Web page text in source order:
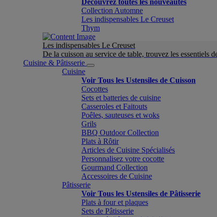
Découvrez toutes les nouveautés
Collection Automne
Les indispensables Le Creuset
Thym
Les indispensables Le Creuset
De la cuisson au service de table, trouvez les essentiels
Cuisine & Pâtisserie
Cuisine
Voir Tous les Ustensiles de Cuisson
Cocottes
Sets et batteries de cuisine
Casseroles et Faitouts
Poêles, sauteuses et woks
Grils
BBQ Outdoor Collection
Plats à Rôtir
Articles de Cuisine Spécialisés
Personnalisez votre cocotte
Gourmand Collection
Accessoires de Cuisine
Pâtisserie
Voir Tous les Ustensiles de Pâtisserie
Plats à four et plaques
Sets de Pâtisserie